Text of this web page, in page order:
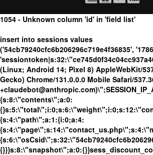
1054 - Unknown column 'id' in 'field list'
insert into sessions values
('54cb79240cfc6b206296c719e4f36835',
(Linux; Android 14; Pixel 8) AppleWebKit/
Gecko) Chrome/131.0.0.0 Mobile Safari/
{s:8:\"contents\";a:0:
{s:4:\"path\";a:1:{i:0;a:4: